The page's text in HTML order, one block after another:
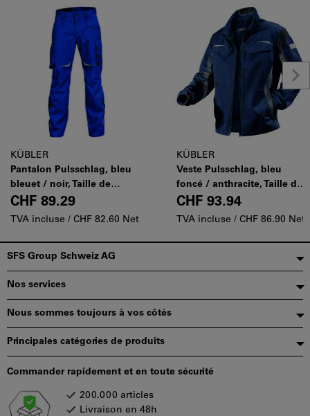
KÜBLER
Pantalon Pulsschlag, bleu
bleuet / noir, Taille de
confection DE: 44
CHF 89.29
TVA incluse / CHF 82.60 Net
KÜBLER
Veste Pulsschlag, bleu
foncé / anthracite, Taille de
confection DE: 44
CHF 93.94
TVA incluse / CHF 86.90 Net
Pied
de
page
SFS Group Schweiz AG
Nos services
Nous sommes toujours à vos côtés
Principales catégories de produits
Commander rapidement et en toute sécurité
200.000 articles
Livraison en 48h